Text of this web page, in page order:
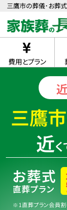
三鷹市の葬儀･お葬式
費用とプラン
近
三鷹市
近
お葬式
直葬プラン
※1直葬プラン会員